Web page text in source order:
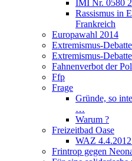
IMI Nr. 0580
Rassismus in
Frankreich
Europawahl 2014
Extremismus-
Extremismus-
Fahnenverbot der
Ffp
Frage
Gründe, so
…
Warum ?
Freizeitbad Oase
WAZ
Frintrop gegen